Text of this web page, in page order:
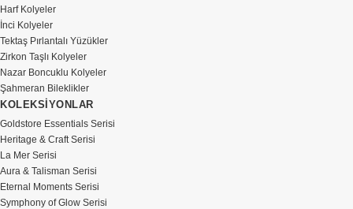
Harf Kolyeler
İnci Kolyeler
Tektaş Pırlantalı Yüzükler
Zirkon Taşlı Kolyeler
Nazar Boncuklu Kolyeler
Şahmeran Bileklikler
KOLEKSİYONLAR
Goldstore Essentials Serisi
Heritage & Craft Serisi
La Mer Serisi
Aura & Talisman Serisi
Eternal Moments Serisi
Symphony of Glow Serisi